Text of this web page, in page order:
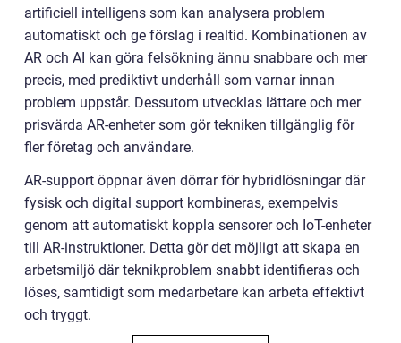
artificiell intelligens som kan analysera problem
automatiskt och ge förslag i realtid. Kombinationen av
AR och AI kan göra felsökning ännu snabbare och mer
precis, med prediktivt underhåll som varnar innan
problem uppstår. Dessutom utvecklas lättare och mer
prisvärda AR-enheter som gör tekniken tillgänglig för
fler företag och användare.
AR-support öppnar även dörrar för hybridlösningar där
fysisk och digital support kombineras, exempelvis
genom att automatiskt koppla sensorer och IoT-enheter
till AR-instruktioner. Detta gör det möjligt att skapa en
arbetsmiljö där teknikproblem snabbt identifieras och
löses, samtidigt som medarbetare kan arbeta effektivt
och tryggt.